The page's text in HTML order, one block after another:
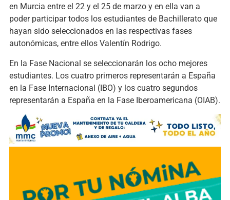
en Murcia entre el 22 y el 25 de marzo y en ella van a
poder participar todos los estudiantes de Bachillerato que
hayan sido seleccionados en las respectivas fases
autonómicas, entre ellos Valentín Rodrigo.
En la Fase Nacional se seleccionarán los ocho mejores
estudiantes. Los cuatro primeros representarán a España
en la Fase Internacional (IBO) y los cuatro segundos
representarán a España en la Fase Iberoamericana (OIAB).